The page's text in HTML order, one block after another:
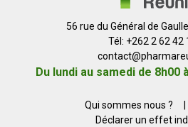
56 rue du Général de
Tél: +262 2 62 42
contact@
Du lundi au samedi de 8h00
Qui sommes nous ?
Déclarer un effet